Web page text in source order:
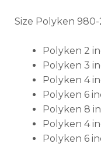
Size Polyken
Polyken 2
Polyken 3
Polyken 4
Polyken 6
Polyken 8
Polyken 4
Polyken 6